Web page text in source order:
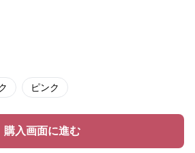
ピンク
購入画面に進む